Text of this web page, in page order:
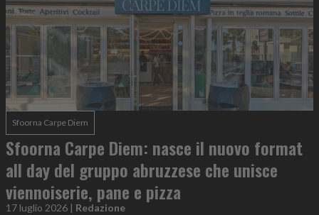
Sfoorna Carpe Diem
Sfoorna Carpe Diem: nasce il nuovo format
all day del gruppo abruzzese che unisce
viennoiserie, pane e pizza
17 luglio 2026 | Redazione